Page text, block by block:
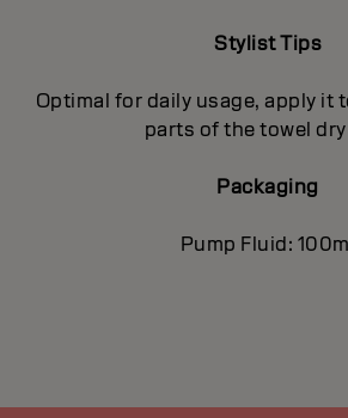
Stylist Tips
Optimal for daily usage, apply it
parts of the towel dry
Packaging
Pump Fluid: